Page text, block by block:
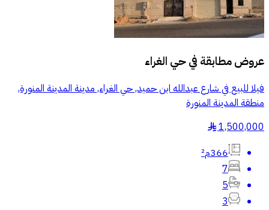
عروض مطابقة فيحي الغراء
فيلا للبيع في شارع عبدالله ابن حميد, حي الغراء, مدينة المدينة المنورة,
منطقة المدينة المنورة
1,500,000
§
366م²
7
5
3